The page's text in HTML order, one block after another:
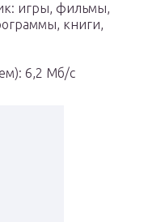
игры, фильмы,
книги,
6,2 Мб/с